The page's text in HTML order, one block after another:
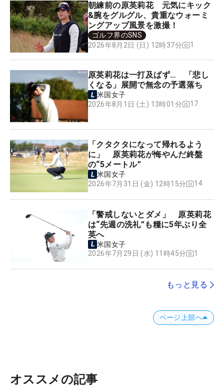
朝練前の原英莉花 元気にキック
&腕をグルグル、貴重なウォーミ
ングアップ風景を激撮！
ゴルフ界のSNS
2026年8月2日 (日) 12時37分
1
原英莉花は一打及ばず… 「悲し
くなる」展開で無念の予選落ち
米国女子
2026年8月1日 (土) 13時01分
17
「クタクタになって帰れるよう
に」 原英莉花が悔やんだ終盤
の“5メートル”
米国女子
2026年7月31日 (金) 12時15分
14
「警戒しないとダメ」 原英莉花
は“先週の洗礼”も糧に5年ぶり全
英へ
米国女子
2026年7月29日 (水) 11時45分
1
もっと見る
ページ上部へ
オススメの記事